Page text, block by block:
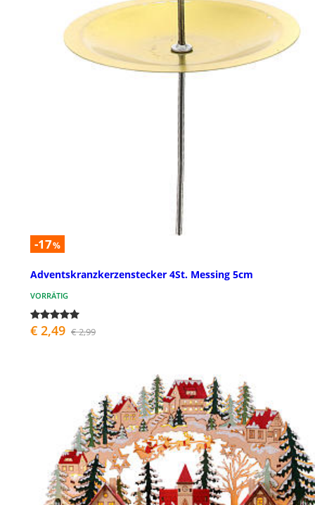
-17%
Adventskranzkerzenstecker 4St. Messing 5cm
VORRÄTIG
€ 2,49 € 2,99